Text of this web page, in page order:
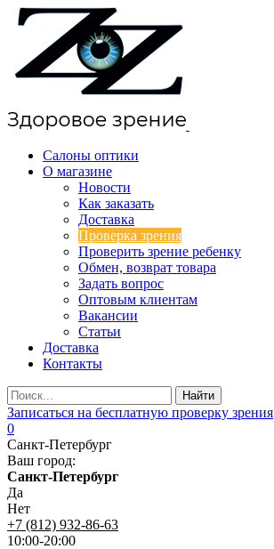
Салоны оптики
О магазине
Новости
Как заказать
Доставка
Проверка зрения
Проверить зрение ребенку
Обмен, возврат товара
Задать вопрос
Оптовым клиентам
Вакансии
Статьи
Доставка
Контакты
Записаться на бесплатную проверку зрения
0
Санкт-Петербург
Ваш город:
Санкт-Петербург
Да
Нет
+7 (812) 932-86-63
10:00-20:00